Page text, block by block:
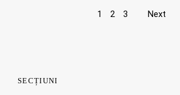
1 2 3 Next
SECȚIUNI